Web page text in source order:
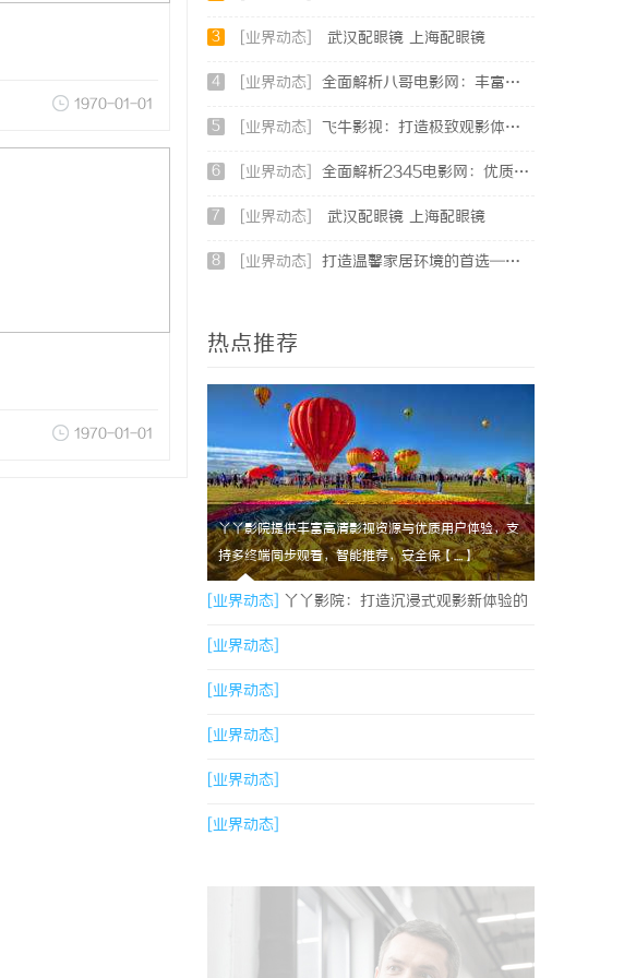
1970-01-01
1970-01-01
3 [业界动态] 武汉配眼镜 上海配眼镜
4 [业界动态] 全面解析八哥电影网：丰富资源与优质观影体验的终极指南
5 [业界动态] 飞牛影视：打造极致观影体验的影视娱乐平台
6 [业界动态] 全面解析2345电影网：优质影视资源的聚集地与使用指南
7 [业界动态] 武汉配眼镜 上海配眼镜
8 [业界动态] 打造温馨家居环境的首选——长寿实木门的多重优势解析
热点推荐
丫丫影院提供丰富高清影视资源与优质用户体验，支
持多终端同步观看，智能推荐，安全保【....】
[业界动态] 丫丫影院：打造沉浸式观影新体验的
领先平台
[业界动态]
[业界动态]
[业界动态]
[业界动态]
[业界动态]